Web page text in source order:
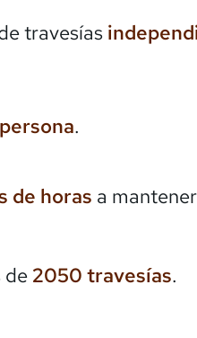
travesías
.
de horas a
de 2050 travesías.